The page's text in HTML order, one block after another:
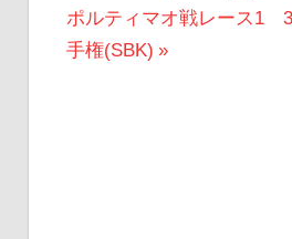
ナ
投
稿:
次
の
ポルティマオ戦レース1 3
手権(SBK)